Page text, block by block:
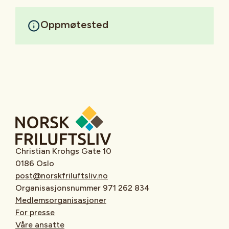
Oppmøtested
Christian Krohgs Gate 10
0186 Oslo
post@norskfriluftsliv.no
Organisasjonsnummer 971 262 834
Medlemsorganisasjoner
For presse
Våre ansatte